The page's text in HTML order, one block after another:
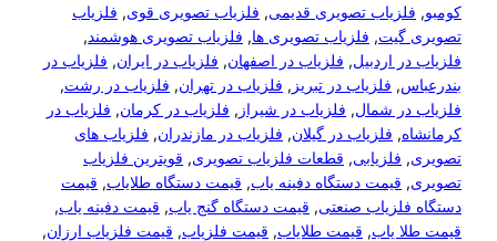
کومبو, فلزیاب تصویری قدیمی, فلزیاب تصویری قوی, فلزیاب
تصویری گیت, فلزیاب تصویری ها , فلزیاب تصویری هوشمند,
فلزیاب در اردبیل, فلزیاب در اصفهان, فلزیاب در ایران , فلزیاب در
بندرعباس, فلزیاب در تبریز , فلزیاب در تهران , فلزیاب در رشت,
فلزیاب در شمال, فلزیاب در شیراز, فلزیاب در کرمان, فلزیاب در
کرمانشاه, فلزیاب در گیلان, فلزیاب در مازندران , فلزیاب های
تصویری, فلزیابی, قطعات فلزیاب تصویری, قویترین فلزیاب
تصویری, قیمت دستگاه دفینه یاب, قیمت دستگاه طلایاب, قیمت
دستگاه فلزیاب صنعتی, قیمت دستگاه گنج یاب, قیمت دفینه یاب,
قیمت طلا یاب, قیمت طلایاب, قیمت فلزیاب, قیمت فلزیاب ارزان ,